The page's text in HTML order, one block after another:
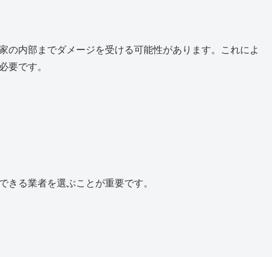
の内部までダメージを受ける可能性があります。これによ
要です。
きる業者を選ぶことが重要です。